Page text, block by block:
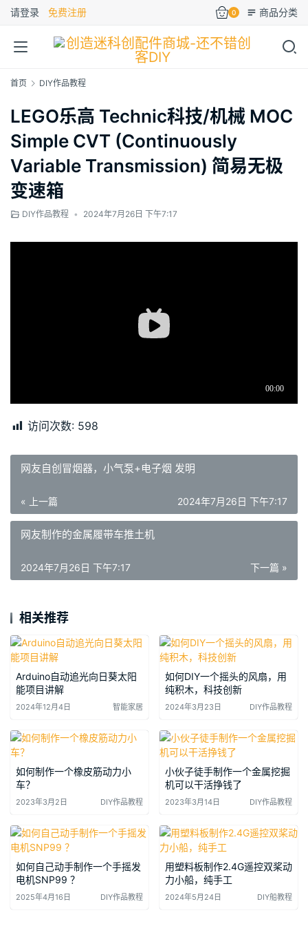
请登录 免费注册 0 商品分类
首页 DIY作品教程
LEGO乐高 Technic科技/机械 MOC
Simple CVT (Continuously
Variable Transmission) 简易无极
变速箱
DIY作品教程 • 2024年7月26日 下午7:17
访问次数: 598
网友自创冒烟器，小气泵+电子烟 发明
« 上一篇 2024年7月26日 下午7:17
网友制作的金属履带车推土机
下一篇 »
2024年7月26日 下午7:17
相关推荐
Arduino自动追光向日葵太阳
能项目讲解
2024年12月4日 智能家居
如何DIY一个摇头的风扇，用
纯积木，科技创新
2024年3月23日 DIY作品教程
如何制作一个橡皮筋动力小
车？
2023年3月2日 DIY作品教程
小伙子徒手制作一个金属挖掘
机可以干活挣钱了
2023年3月14日 DIY作品教程
如何自己动手制作一个手摇发
电机SNP99 ？
2025年4月16日 DIY作品教程
用塑料板制作2.4G遥控双桨动
力小船，纯手工
2024年5月24日 DIY船教程